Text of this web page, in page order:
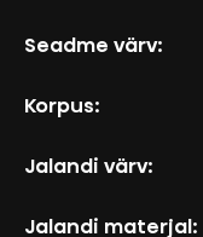
Seadme värv:
Korpus:
Jalandi värv:
Jalandi materjal: